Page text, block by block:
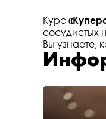
Курс
сосудистых
Вы узнаете,